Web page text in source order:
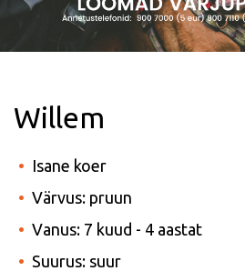
Willem
Isane koer
Värvus: pruun
Vanus: 7 kuud - 4 aastat
Suurus: suur